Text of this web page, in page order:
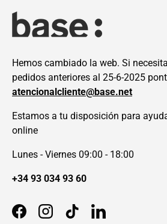
Hemos cambiado la web. Si
pedidos anteriores al 25-6-2025
atencionalcliente@base.net
Estamos a tu disposición para
online
Lunes - Viernes 09:00 - 18:00
+34 93 034 93 60
FacebookInstagramTikTokLinkedIn